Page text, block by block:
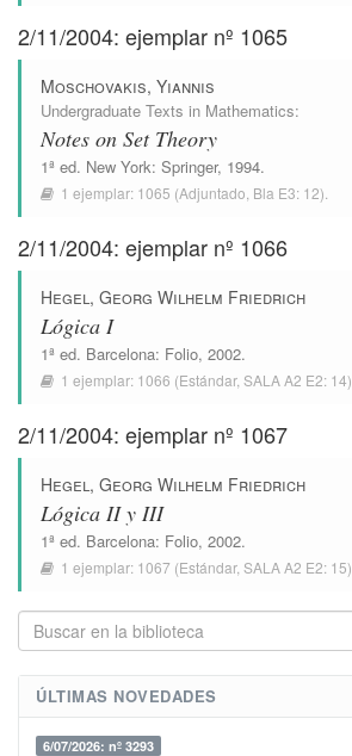
2/11/2004: ejemplar nº 1065
Moschovakis, Yiannis
Undergraduate Texts in Mathematics:
Notes on Set Theory
1ª ed. New York: Springer, 1994.
1 ejemplar: 1065 (Adjuntado, Bla E3: 12).
2/11/2004: ejemplar nº 1066
Hegel, Georg Wilhelm Friedrich
Lógica I
1ª ed. Barcelona: Folio, 2002.
1 ejemplar: 1066 (Estándar, SALA A2 E2: 14).
2/11/2004: ejemplar nº 1067
Hegel, Georg Wilhelm Friedrich
Lógica II y III
1ª ed. Barcelona: Folio, 2002.
1 ejemplar: 1067 (Estándar, SALA A2 E2: 15).
ÚLTIMAS NOVEDADES
6/07/2026: nº 3293